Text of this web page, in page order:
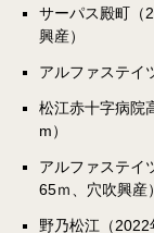
サーパス殿町（
興産）
アルファステイ
松江赤十字病院
m）
アルファステイ
65ｍ、穴吹興産）
野乃松江（